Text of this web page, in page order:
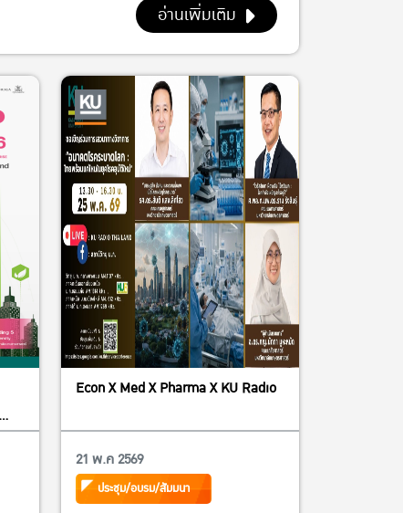
อ่านเพิ่มเติม
Econ X Med X Pharma X KU Radio
21 พ.ค 2569
ประชุม/อบรม/สัมมนา